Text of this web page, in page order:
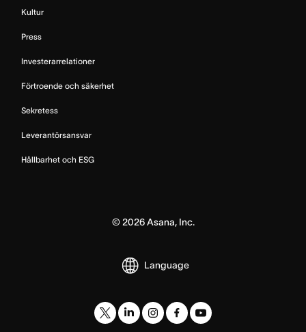
Kultur
Press
Investerarrelationer
Förtroende och säkerhet
Sekretess
Leverantörsansvar
Hållbarhet och ESG
© 2026Asana, Inc.
Language